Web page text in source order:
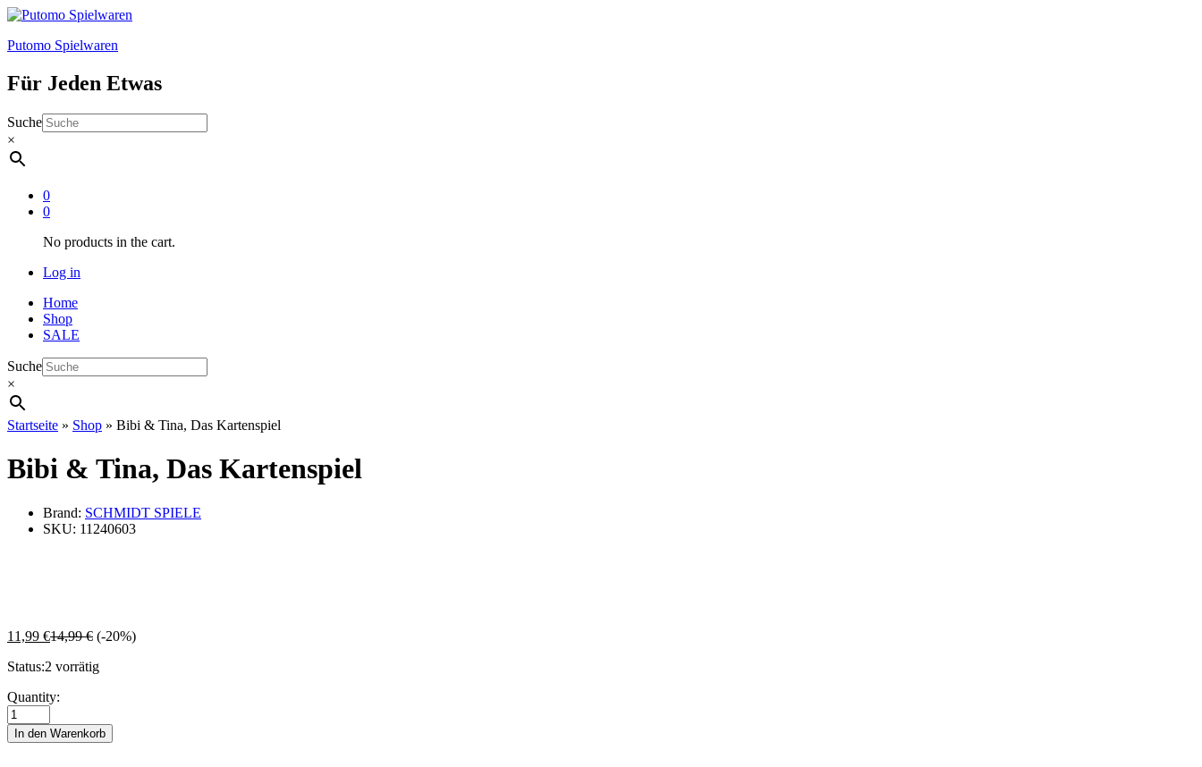
Putomo Spielwaren
Für Jeden Etwas
Suche
×
0
0
No products in the cart.
Log in
Home
Shop
SALE
Suche
×
Startseite » Shop » Bibi & Tina, Das Kartenspiel
Bibi & Tina, Das Kartenspiel
Brand: SCHMIDT SPIELE
SKU: 11240603
11,99 €14,99€ (-20%)
Status:2 vorrätig
Bibi
&
Tina,
Das
Quantity:
In den Warenkorb